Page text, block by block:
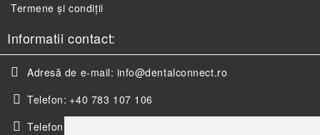
Termene și condiții
Informatii contact:
Adresă de e-mail: info@dentalconnect.ro
Telefon: +40 783 107 106
Telefon: